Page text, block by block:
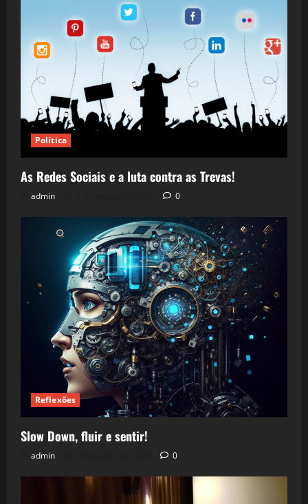
Política
As Redes Sociais e a luta contra as Trevas!
admin 0
Reflexões
Slow Down, fluir e sentir!
admin 0